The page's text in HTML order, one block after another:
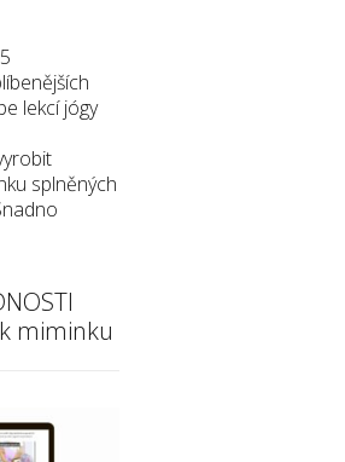
lekcí jógy
splněných
miminku